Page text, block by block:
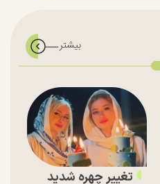
تغییر چهره شدید